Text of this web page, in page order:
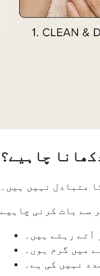
چاہیے؟
متبادل نہیں ہیں۔
رہتے ہیں۔
میں گرم ہوں۔
نہیں کی ہے۔